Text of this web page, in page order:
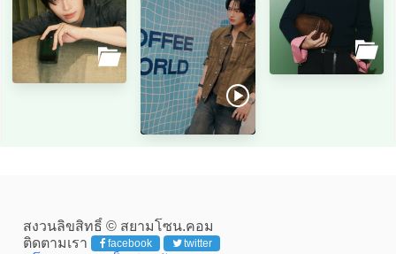
สงวนลิขสิทธิ์ © สยามโซน.คอม
ติดตามเรา
facebook twitter